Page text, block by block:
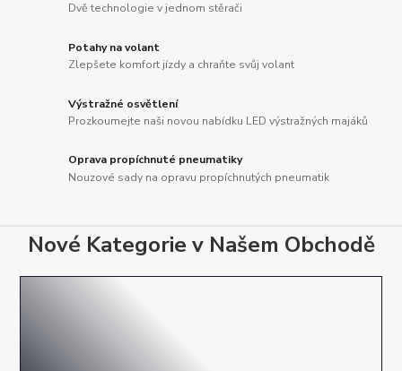
Dvě technologie v jednom stěrači
Potahy na volant
Zlepšete komfort jízdy a chraňte svůj volant
Výstražné osvětlení
Prozkoumejte naši novou nabídku LED výstražných majáků
Oprava propíchnuté pneumatiky
Nouzové sady na opravu propíchnutých pneumatik
Nové Kategorie v Našem Obchodě